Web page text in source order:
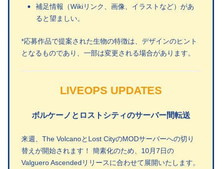
補足情報（Wikiリンク、画像、イラストなど）があ
ると望ましい。
*応募作品で提案された生物の特徴は、デザインのヒント
となるものであり、一部は変更される場合があります。
LIVEOPS UPDATES
ボルケーノとロストシティのサーバー間転送
来週、The VolcanoとLost CityのMODサーバーへの切り
替えが開始されます！ 簡素化のため、10月7日の
Valguero Ascendedリリースに合わせて展開いたします。